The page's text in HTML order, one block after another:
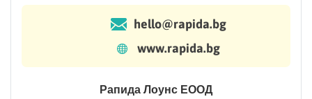
hello@rapida.bg
www.rapida.bg
Рапида Лоунс ЕООД